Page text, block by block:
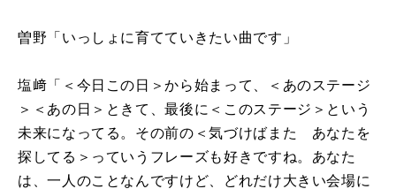
曽野「いっしょに育てていきたい曲です」
塩﨑「＜今日この日＞から始まって、＜あのステージ
＞＜あの日＞ときて、最後に＜このステージ＞という
未来になってる。その前の＜気づけばまた あなたを
探してる＞っていうフレーズも好きですね。あなた
は、一人のことなんですけど、どれだけ大きい会場に